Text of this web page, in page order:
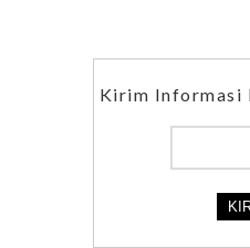
Kirim Informasi